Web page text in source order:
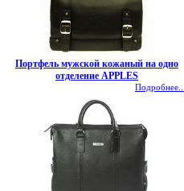
Портфель мужской кожаный на одно
отделение APPLES
Подробнее...